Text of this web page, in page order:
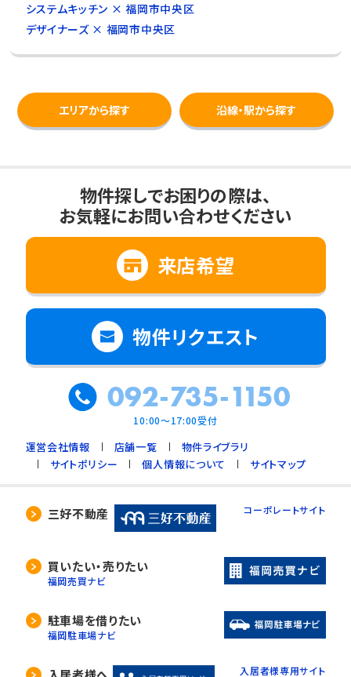
システムキッチン × 福岡市中央区
デザイナーズ × 福岡市中央区
エリアから探す 沿線・駅から探す
物件探しでお困りの際は、
お気軽にお問い合わせください
来店希望
物件リクエスト
092-735-1150
10:00～17:00受付
運営会社情報 店舗一覧
物件ライブラリ
サイトポリシー
個人情報について サイトマップ
三好不動産 コーポレートサイト
買いたい・売りたい
福岡売買ナビ
駐車場を借りたい
福岡駐車場ナビ
入居者様専用サイト